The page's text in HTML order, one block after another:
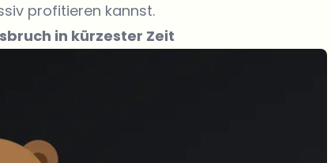
profitieren kannst.
in kürzester Zeit